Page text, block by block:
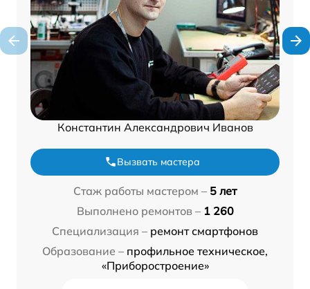
Константин Александрович Иванов
Вызвать мастера
Стаж работы мастером – 5 лет
Выполнено ремонтов – 1 260
Специализация – ремонт смартфонов
Образование – профильное техническое,
«Приборостроение»